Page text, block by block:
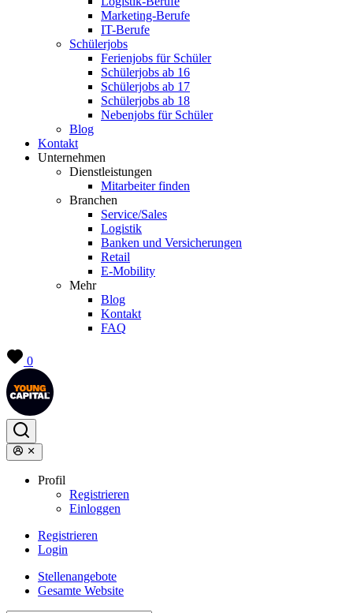
Marketing-Berufe
IT-Berufe
Schülerjobs
Ferienjobs für Schüler
Schülerjobs ab 16
Schülerjobs ab 17
Schülerjobs ab 18
Nebenjobs für Schüler
Blog
Kontakt
Unternehmen
Dienstleistungen
Mitarbeiter finden
Branchen
Service/Sales
Logistik
Banken und Versicherungen
Retail
E-Mobility
Mehr
Blog
Kontakt
FAQ
0
Profil
Registrieren
Einloggen
Registrieren
Login
Stellenangebote
Gesamte Website